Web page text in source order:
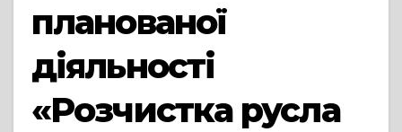
планованої
діяльності
«Розчистка русла